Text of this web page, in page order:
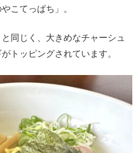
こてっぱち」。
同じく、大きめなチャーシュ
トッピングされています。